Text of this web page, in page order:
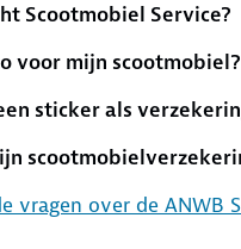
Scootmobiel Service?
voor mijn scootmobiel?
sticker als
vragen over de ANWB